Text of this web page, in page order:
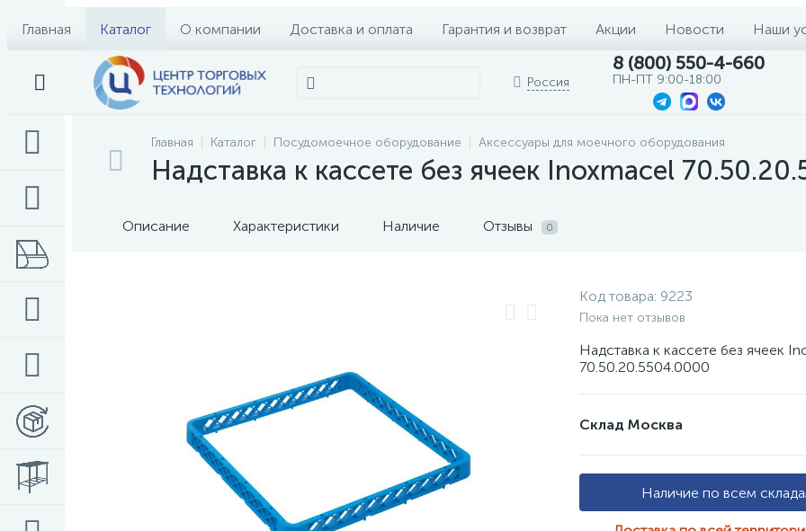
Главная Каталог О компании Доставка и оплата Гарантия и возврат Акции Новости Наши
Россия
8 (800) 550-4-660
ПН-ПТ 9:00-18:00
Главная Каталог Посудомоечное оборудование Аксессуары для моечного оборудования
Надставка к кассете без ячеек Inoxmacel
Описание Характеристики Наличие Отзывы 0
Код товара: 9223
Пока нет отзывов
Надставка к кассете без ячеек
70.50.20.5504.0000
Склад Москва
Наличие по всем